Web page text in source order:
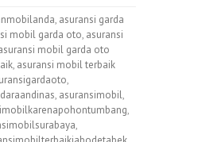
, asuransi garda
mobil garda oto, asuransi
mobil garda oto
, asuransi mobil terbaik
,
, asuransimobil,
,
,